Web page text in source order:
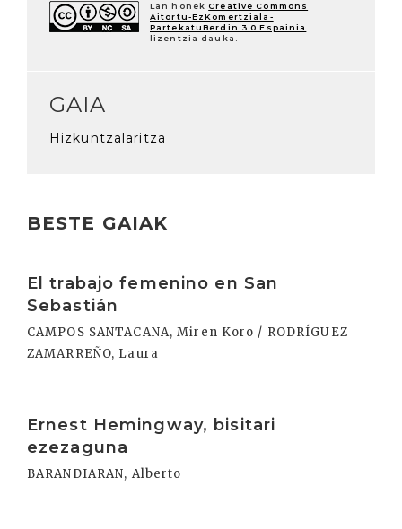
Lan honek Creative Commons
Aitortu-EzKomertziala-
PartekatuBerdin 3.0 Espainia
lizentzia dauka.
GAIA
Hizkuntzalaritza
BESTE GAIAK
El trabajo femenino en San
Sebastián
CAMPOS SANTACANA, Miren Koro / RODRÍGUEZ
ZAMARREÑO, Laura
Ernest Hemingway, bisitari
ezezaguna
BARANDIARAN, Alberto